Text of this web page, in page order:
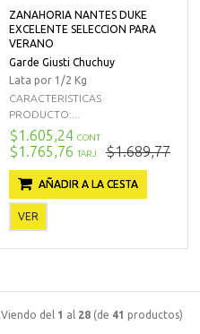
ZANAHORIA NANTES DUKE
EXCELENTE SELECCION PARA
VERANO
Garde Giusti Chuchuy
Lata por 1/2 Kg
CARACTERISTICAS
PRODUCTO:...
$1.605,24 CONT
$1.765,76 TARJ $1.689,77
AÑADIR A LA CESTA
VER
Viendo del 1 al 28 (de 41 productos)